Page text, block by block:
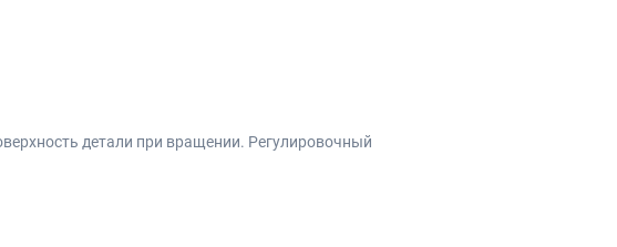
детали при вращении. Регулировочный